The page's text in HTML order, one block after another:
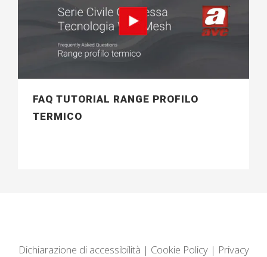
FAQ TUTORIAL RANGE PROFILO
TERMICO
Dichiarazione di accessibilità | Cookie Policy| Privacy